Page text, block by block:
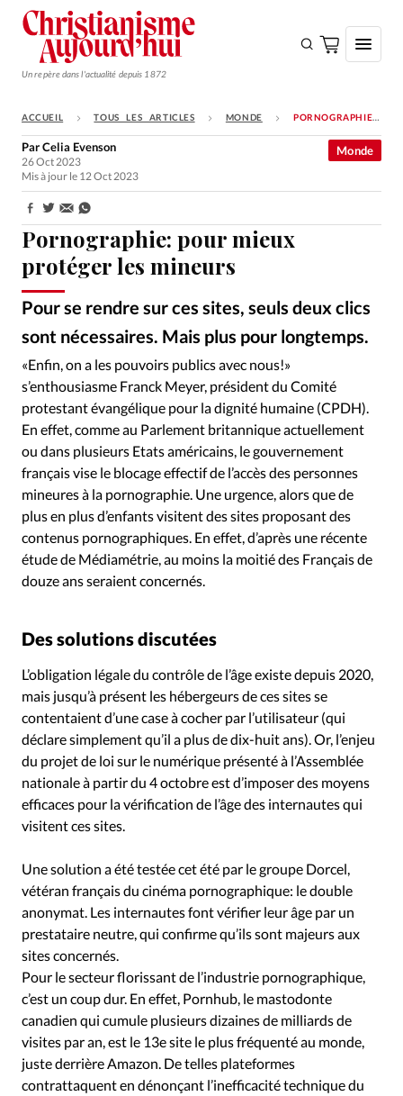
Un repère dans l'actualité depuis 1872
S'ABONNER
Monde
Opinions
Tous les articles
Faire un don
Emploi
Se connecter
Édition: Internationale
Devise:CHF
RUBRIQUES
Tous les articles
Actualité chrétienne
Actualité internationale
Chronique
Culture
Dossier
Eglises Foi Génération réveil
Monde
Publireportage
Relations Aujourd'hui
ACCUEIL TOUS LES ARTICLES MONDE PORNOGRAPHIE: POUR MIEUX PROTÉGER LES MINEURS
Pornographie: pour mieux
protéger les mineurs
Pour se rendre sur ces sites, seuls deux clics
sont nécessaires. Mais plus pour longtemps.
Monde
ParCelia Evenson
26 Oct 2023
Mis à jour le 12 Oct 2023
Partager:
©GettyImages
«Enfin, on a les pouvoirs publics avec nous!»
s’enthousiasme Franck Meyer, président du Comité
protestant évangélique pour la dignité humaine (CPDH).
En effet, comme au Parlement britannique actuellement
ou dans plusieurs Etats américains, le gouvernement
français vise le blocage effectif de l’accès des personnes
mineures à la pornographie. Une urgence, alors que de
plus en plus d’enfants visitent des sites proposant des
contenus pornographiques. En effet, d’après une récente
étude de Médiamétrie, au moins la moitié des Français de
douze ans seraient concernés.
Des solutions discutées
L’obligation légale du contrôle de l’âge existe depuis 2020,
mais jusqu’à présent les hébergeurs de ces sites se
contentaient d’une case à cocher par l’utilisateur (qui
déclare simplement qu’il a plus de dix-huit ans). Or, l’enjeu
du projet de loi sur le numérique présenté à l’Assemblée
nationale à partir du 4 octobre est d’imposer des moyens
efficaces pour la vérification de l’âge des internautes qui
visitent ces sites.
Une solution a été testée cet été par le groupe Dorcel,
vétéran français du cinéma pornographique: le double
anonymat. Les internautes font vérifier leur âge par un
prestataire neutre, qui confirme qu’ils sont majeurs aux
sites concernés.
Pour le secteur florissant de l’industrie pornographique,
c’est un coup dur. En effet, Pornhub, le mastodonte
canadien qui cumule plusieurs dizaines de milliards de
visites par an, est le 13e site le plus fréquenté au monde,
juste derrière Amazon. De telles plateformes
contrattaquent en dénonçant l’inefficacité technique du